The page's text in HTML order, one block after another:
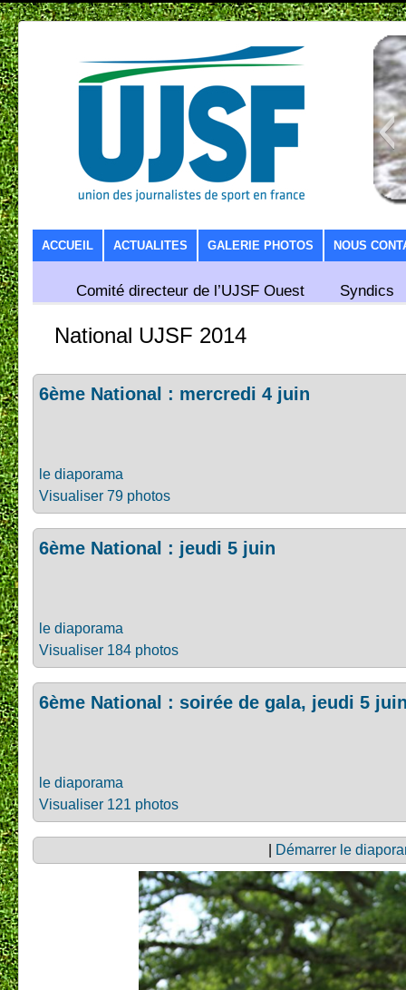
SKIP TO CONTENT
ACCUEIL ACTUALITES GALERIE PHOTOS NOUS
Comité directeur de l’UJSF Ouest Syndics
National UJSF 2014
6ème National : mercredi 4 juin
le diaporama
Visualiser 79 photos
6ème National : jeudi 5 juin
le diaporama
Visualiser 184 photos
6ème National : soirée de gala, jeudi 5
le diaporama
Visualiser 121 photos
Démarrer le